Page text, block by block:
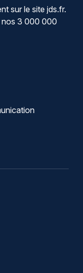
sur le site jds.fr.
nos 3 000 000